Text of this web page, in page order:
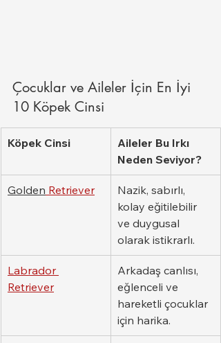
Çocuklar ve Aileler İçin En İyi
10 Köpek Cinsi
Köpek Cinsi
Aileler Bu Irkı
Neden Seviyor?
Golden Retriever
Nazik, sabırlı,
kolay eğitilebilir
ve duygusal
olarak istikrarlı.
Labrador
Retriever
Arkadaş canlısı,
eğlenceli ve
hareketli çocuklar
için harika.